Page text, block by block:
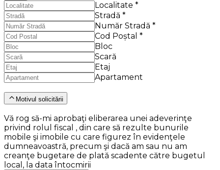
Localitate *
Stradă *
Număr Stradă *
Cod Poștal *
Bloc
Scară
Etaj
Apartament
Motivul solicitării
Vă rog să-mi aprobaţi eliberarea unei adeverinţe
privind rolul fiscal , din care să rezulte bunurile
mobile şi imobile cu care figurez în evidenţele
dumneavoastră, precum şi dacă am sau nu am
creanţe bugetare de plată scadente către bugetul
local, la data întocmirii